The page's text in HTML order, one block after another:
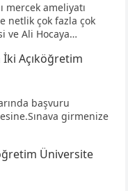
mercek ameliyatı
netlik çok fazla çok
ve Ali Hocaya…
İki Açıköğretim
başvuru
girmenize
Üniversite